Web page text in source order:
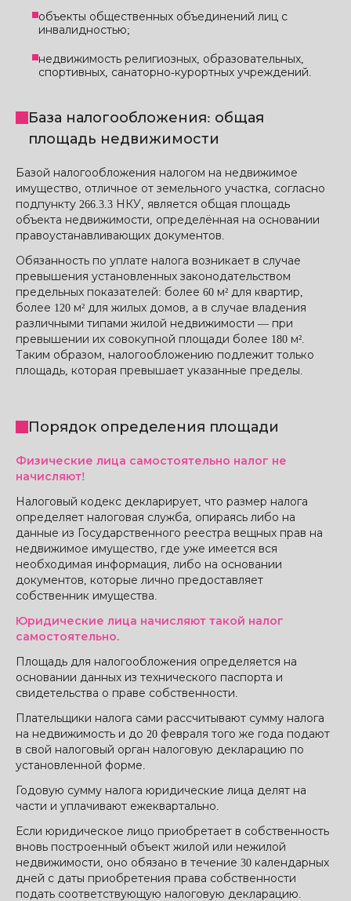
объекты общественных объединений лиц с
инвалидностью;
недвижимость религиозных, образовательных,
спортивных, санаторно-курортных учреждений.
База налогообложения: общая
площадь недвижимости
Базой налогообложения налогом на недвижимое
имущество, отличное от земельного участка, согласно
подпункту 266.3.3 НКУ, является общая площадь
объекта недвижимости, определённая на основании
правоустанавливающих документов.
Обязанность по уплате налога возникает в случае
превышения установленных законодательством
предельных показателей: более 60 м² для квартир,
более 120 м² для жилых домов, а в случае владения
различными типами жилой недвижимости — при
превышении их совокупной площади более 180 м².
Таким образом, налогообложению подлежит только
площадь, которая превышает указанные пределы.
Порядок определения площади
Физические лица самостоятельно налог не
начисляют!
Налоговый кодекс декларирует, что размер налога
определяет налоговая служба, опираясь либо на
данные из Государственного реестра вещных прав на
недвижимое имущество, где уже имеется вся
необходимая информация, либо на основании
документов, которые лично предоставляет
собственник имущества.
Юридические лица начисляют такой налог
самостоятельно.
Площадь для налогообложения определяется на
основании данных из технического паспорта и
свидетельства о праве собственности.
Плательщики налога сами рассчитывают сумму налога
на недвижимость и до 20 февраля того же года подают
в свой налоговый орган налоговую декларацию по
установленной форме.
Годовую сумму налога юридические лица делят на
части и уплачивают ежеквартально.
Если юридическое лицо приобретает в собственность
вновь построенный объект жилой или нежилой
недвижимости, оно обязано в течение 30 календарных
дней с даты приобретения права собственности
подать соответствующую налоговую декларацию.